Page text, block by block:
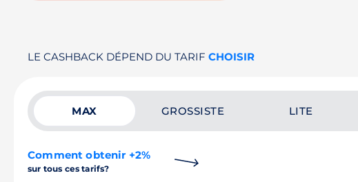
LE CASHBACK DÉPEND DU TARIF CHOISIR
MAX GROSSISTE LITE
Comment obtenir +2%
sur tous ces tarifs?